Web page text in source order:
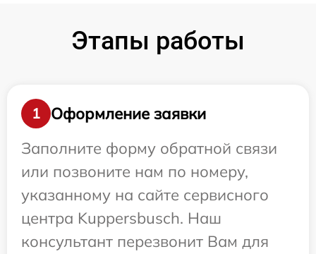
Этапы работы
1
Оформление заявки
Заполните форму обратной связи
или позвоните нам по номеру,
указанному на сайте сервисного
центра Kuppersbusch. Наш
консультант перезвонит Вам для